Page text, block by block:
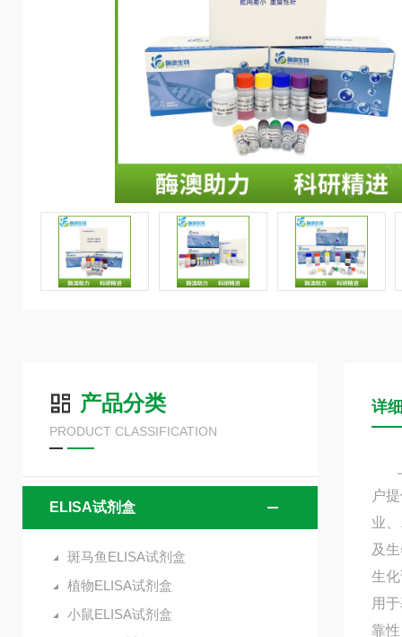
产品分类
PRODUCT CLASSIFICATION
ELISA试剂盒
斑马鱼ELISA试剂盒
植物ELISA试剂盒
小鼠ELISA试剂盒
详
户
业
及
生
用
靠